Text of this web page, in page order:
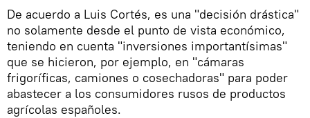
De acuerdo a Luis Cortés, es una "decisión drástica"
no solamente desde el punto de vista económico,
teniendo en cuenta "inversiones importantísimas"
que se hicieron, por ejemplo, en "cámaras
frigoríficas, camiones o cosechadoras" para poder
abastecer a los consumidores rusos de productos
agrícolas españoles.